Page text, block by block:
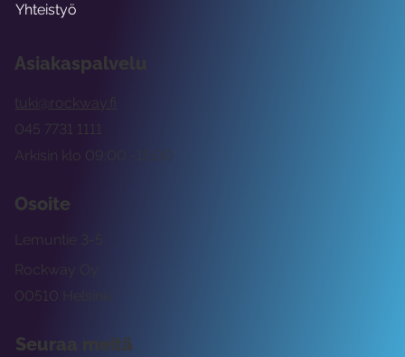
Asiakaspalvelu
tuki@rockway.fi
Arkisin klo 09:00 -15:00
045 7731 1111
Osoite
Rockway Oy
Lemuntie 3-5
00510 Helsinki
Seuraa meitä
Yhteistyö